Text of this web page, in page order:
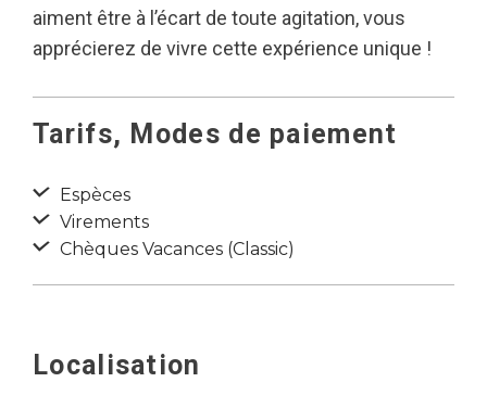
aiment être à l’écart de toute agitation, vous
apprécierez de vivre cette expérience unique !
Tarifs, Modes de paiement
Espèces
Virements
Chèques Vacances (Classic)
Localisation